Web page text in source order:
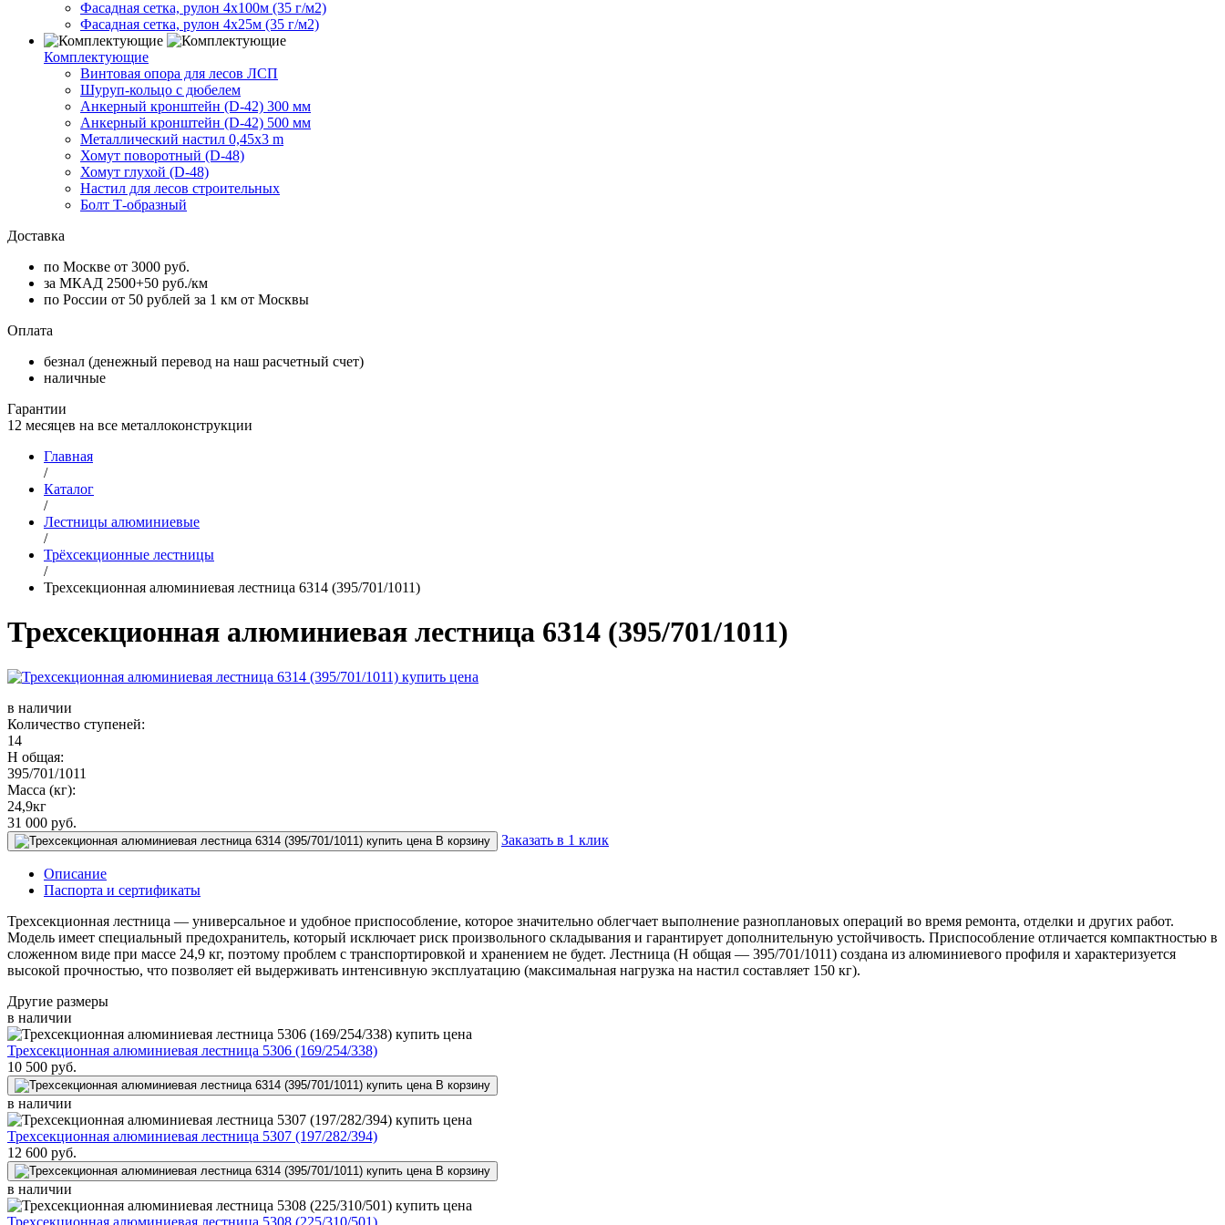
Фасадная сетка, рулон 4х100м (35 г/м2)
Фасадная сетка, рулон 4х25м (35 г/м2)
Комплектующие
Винтовая опора для лесов ЛСП
Шуруп-кольцо с дюбелем
Анкерный кронштейн (D-42) 300 мм
Анкерный кронштейн (D-42) 500 мм
Металлический настил 0,45x3 m
Хомут поворотный (D-48)
Хомут глухой (D-48)
Настил для лесов строительных
Болт Т-образный
Доставка
по Москве от 3000 руб.
за МКАД 2500+50 руб./км
по России от 50 рублей за 1 км от Москвы
Оплата
безнал (денежный перевод на наш расчетный счет)
наличные
Гарантии
12 месяцев на все металлоконструкции
Главная
/
Каталог
/
Лестницы алюминиевые
/
Трёхсекционные лестницы
/
Трехсекционная алюминиевая лестница 6314 (395/701/1011)
Трехсекционная алюминиевая лестница 6314 (395/701/1011)
в наличии
Количество ступеней:
14
Н общая:
395/701/1011
Масса (кг):
24,9кг
31 000 руб.
В корзину Заказать в 1 клик
Описание
Паспорта и сертификаты
Трехсекционная лестница — универсальное и удобное приспособление, которое значительно облегчает выполнение разноплановых операций во время ремонта, отделки и других работ.
Модель имеет специальный предохранитель, который исключает риск произвольного складывания и гарантирует дополнительную устойчивость. Приспособление отличается компактностью в
сложенном виде при массе 24,9 кг, поэтому проблем с транспортировкой и хранением не будет. Лестница (H общая — 395/701/1011) создана из алюминиевого профиля и характеризуется
высокой прочностью, что позволяет ей выдерживать интенсивную эксплуатацию (максимальная нагрузка на настил составляет 150 кг).
Другие размеры
в наличии
Трехсекционная алюминиевая лестница 5306 (169/254/338)
10 500 руб.
В корзину
в наличии
Трехсекционная алюминиевая лестница 5307 (197/282/394)
12 600 руб.
В корзину
в наличии
Трехсекционная алюминиевая лестница 5308 (225/310/501)